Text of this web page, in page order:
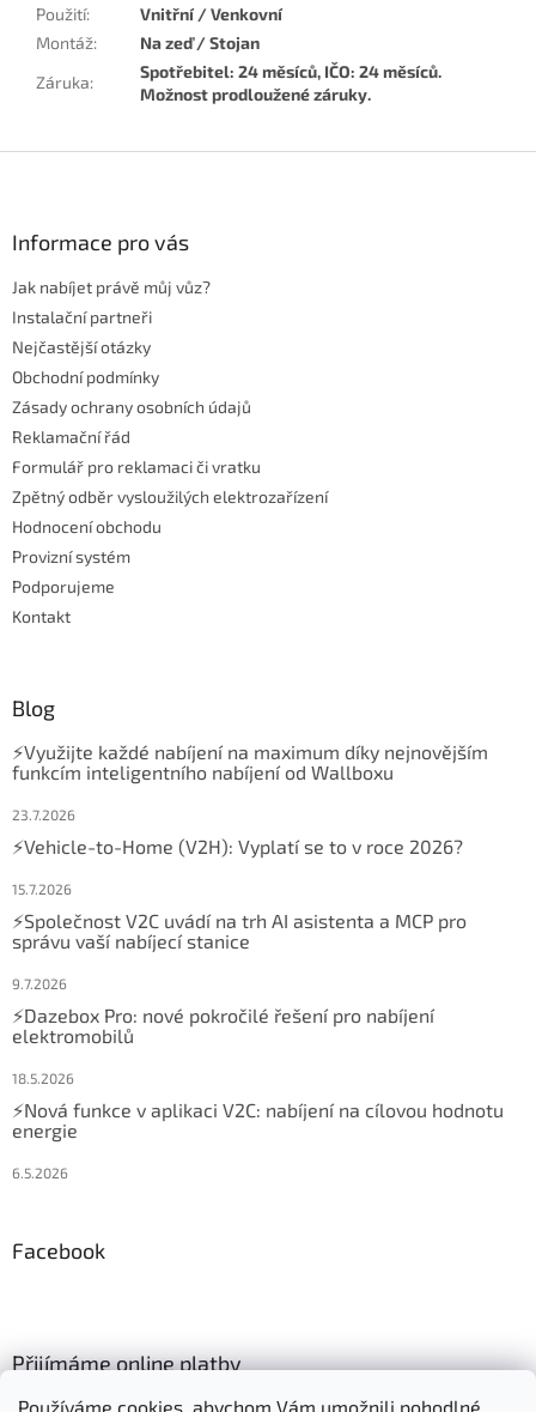
Používáme cookies, abychom Vám umožnili pohodlné
Použití:
Vnitřní / Venkovní
Montáž:
Na zeď / Stojan
Záruka:
Spotřebitel: 24 měsíců, IČO: 24 měsíců.
Možnost prodloužené záruky.
Informace pro vás
Jak nabíjet právě můj vůz?
Instalační partneři
Nejčastější otázky
Obchodní podmínky
Zásady ochrany osobních údajů
Reklamační řád
Formulář pro reklamaci či vratku
Zpětný odběr vysloužilých elektrozařízení
Hodnocení obchodu
Provizní systém
Podporujeme
Kontakt
Blog
⚡Využijte každé nabíjení na maximum díky nejnovějším
funkcím inteligentního nabíjení od Wallboxu
23.7.2026
⚡Vehicle-to-Home (V2H): Vyplatí se to v roce 2026?
15.7.2026
⚡Společnost V2C uvádí na trh AI asistenta a MCP pro
správu vaší nabíjecí stanice
9.7.2026
⚡Dazebox Pro: nové pokročilé řešení pro nabíjení
elektromobilů
18.5.2026
⚡Nová funkce v aplikaci V2C: nabíjení na cílovou hodnotu
energie
6.5.2026
Facebook
Přijímáme online platby